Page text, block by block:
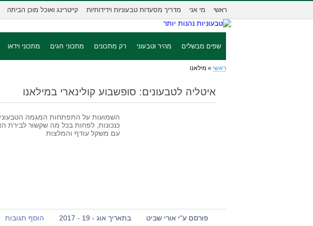
ראשי מי אני מדריך מסעדות טבעוניות וידידותיות קייטרינג ואוכל מוכן הביתה
שפים מבשלים מהיר וטבעוני רק מתכונים מתכוני חגים מתכוני וידאו
ראשי » מילאנו
איטליה לטבעונים: סופשבוע קולינארי במילאנו
השמועות על התפתחות המגמה
כנכונות, לפחות בכל מה שקשור לבירת
עם משקל עודף והמלצות
פורסם ע"י אורי שביט בתאריך אוג - 19 - 2017 הוסף תגובות